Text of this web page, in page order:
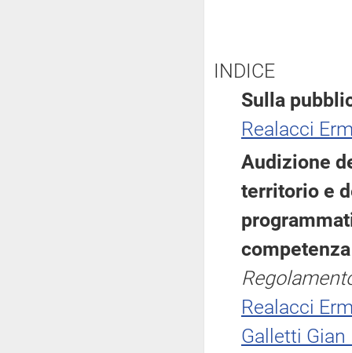
INDICE
Sulla
Realacci
Audizione
territorio e
Realacci
Galletti Gian